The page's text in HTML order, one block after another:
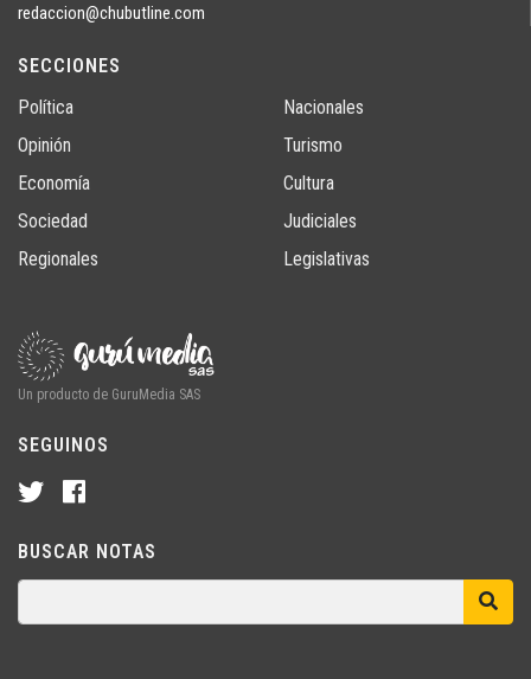
redaccion@chubutline.com
SECCIONES
Política
Opinión
Economía
Sociedad
Regionales
Nacionales
Turismo
Cultura
Judiciales
Legislativas
Un producto de GuruMedia SAS
SEGUINOS
BUSCAR NOTAS